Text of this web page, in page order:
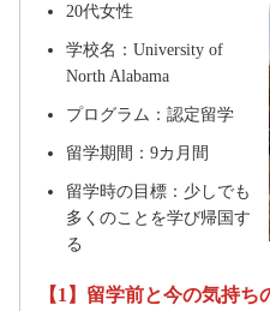
20代女性
学校名：University of
North Alabama
プログラム：認定留学
留学期間：9カ月間
留学時の目標：少しでも
多くのことを学び帰国す
る
【1】留学前と今の気持ち